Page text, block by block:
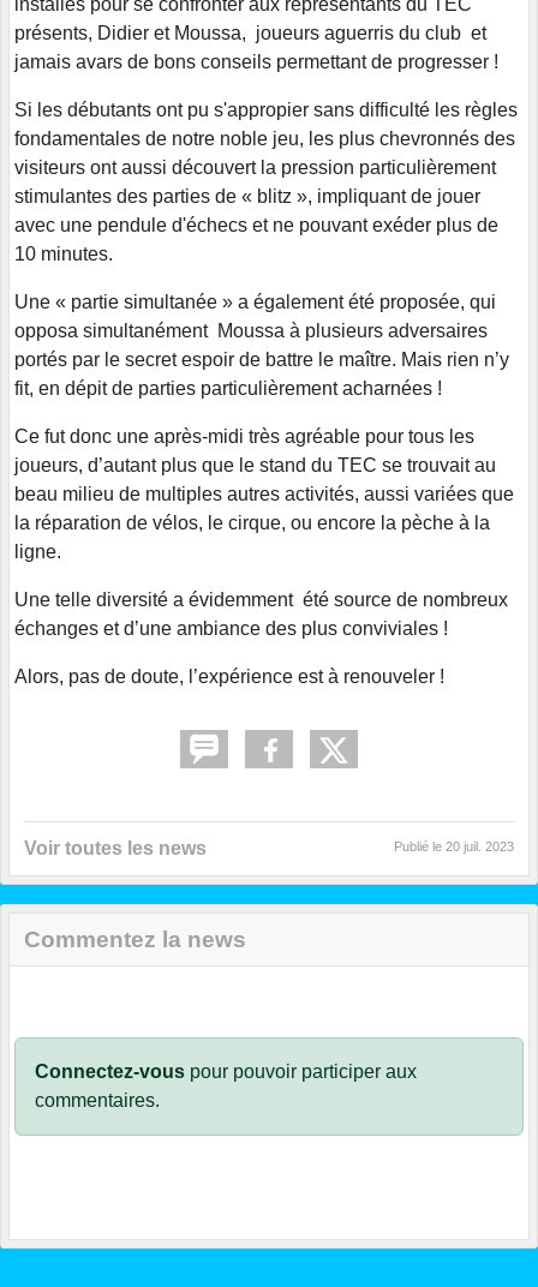
présents, Didier et Moussa, joueurs aguerris du club et
jamais avars de bons conseils permettant de progresser !
Si les débutants ont pu s'appropier sans difficulté les règles
fondamentales de notre noble jeu, les plus chevronnés des
visiteurs ont aussi découvert la pression particulièrement
stimulantes des parties de « blitz », impliquant de jouer
avec une pendule d'échecs et ne pouvant exéder plus de
10 minutes.
Une « partie simultanée » a également été proposée, qui
opposa simultanément Moussa à plusieurs adversaires
portés par le secret espoir de battre le maître. Mais rien n’y
fit, en dépit de parties particulièrement acharnées !
Ce fut donc une après-midi très agréable pour tous les
joueurs, d’autant plus que le stand du TEC se trouvait au
beau milieu de multiples autres activités, aussi variées que
la réparation de vélos, le cirque, ou encore la pèche à la
ligne.
Une telle diversité a évidemment été source de nombreux
échanges et d’une ambiance des plus conviviales !
Alors, pas de doute, l’expérience est à renouveler !
Voir toutes les news Publié le 20 juil. 2023
Commentez la news
Connectez-vous pour pouvoir participer aux
commentaires.